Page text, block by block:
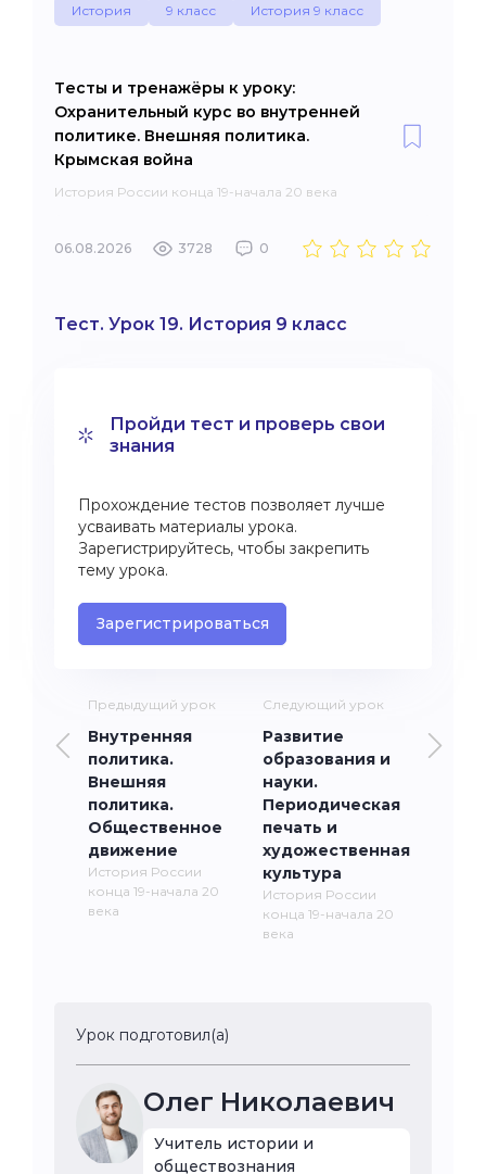
История 9 класс История 9 класс
Тесты и тренажёры к уроку:
Охранительный курс во внутренней
политике. Внешняя политика.
Крымская война
История России конца 19-начала 20 века
06.08.2026 3728 0
Тест. Урок 19. История 9 класс
Пройди тест и проверь свои
знания
Прохождение тестов позволяет лучше
усваивать материалы урока.
Зарегистрируйтесь, чтобы закрепить
тему урока.
Зарегистрироваться
Предыдущий урок
Внутренняя
политика.
Внешняя
политика.
Общественное
движение
История России
конца 19-начала 20
века
Следующий урок
Развитие
образования и
науки.
Периодическая
печать и
художественная
культура
История России
конца 19-начала 20
века
Урок подготовил(а)
Олег Николаевич
Учитель истории и
обществознания